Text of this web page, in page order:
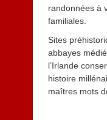
randonnées à
familiales.
Sites
abbayes
l’Irlande
histoire
maîtres mots